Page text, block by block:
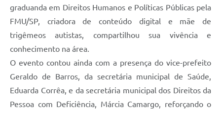
graduanda em Direitos Humanos e Políticas Públicas pela
FMU/SP, criadora de conteúdo digital e mãe de
trigêmeos autistas, compartilhou sua vivência e
conhecimento na área.
O evento contou ainda com a presença do vice-prefeito
Geraldo de Barros, da secretária municipal de Saúde,
Eduarda Corrêa, e da secretária municipal dos Direitos da
Pessoa com Deficiência, Márcia Camargo, reforçando o